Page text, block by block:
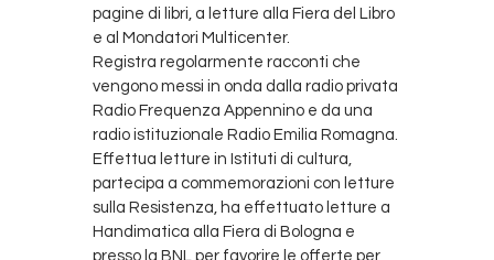
pagine di libri, a letture alla Fiera del Libro
e al Mondatori Multicenter.
Registra regolarmente racconti che
vengono messi in onda dalla radio privata
Radio Frequenza Appennino e da una
radio istituzionale Radio Emilia Romagna.
Effettua letture in Istituti di cultura,
partecipa a commemorazioni con letture
sulla Resistenza, ha effettuato letture a
Handimatica alla Fiera di Bologna e
presso la BNL per favorire le offerte per